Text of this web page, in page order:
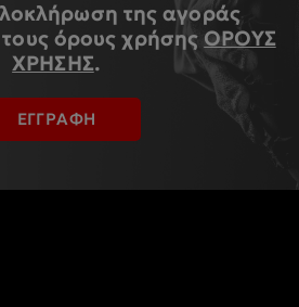
της αγοράς
όρους χρήσης ΟΡΟΥΣ
ΧΡΗΣΗΣ.
ΕΓΓΡΑΦΗ